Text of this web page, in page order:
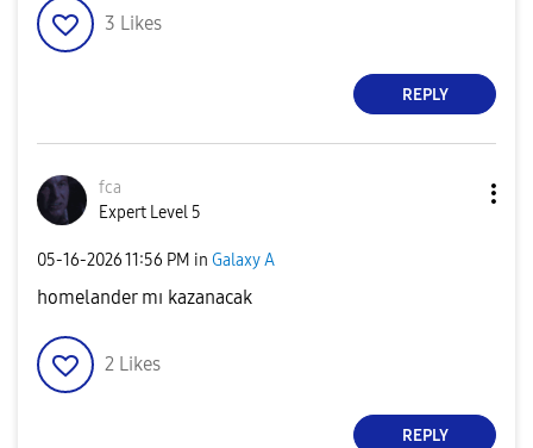
3 Likes
REPLY
fca
Expert Level 5
‎05-16-202611:56 PM in Galaxy A
homelander mı kazanacak
2 Likes
REPLY